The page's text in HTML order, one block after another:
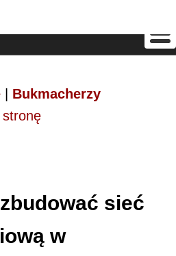
Bukmacherzy
stronę
sieć
w